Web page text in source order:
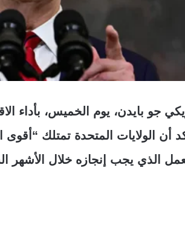
جو بايدن، يوم الخميس، بأداء
أن الولايات المتحدة تمتلك
الذي يجب إنجازه خلال الأشهر